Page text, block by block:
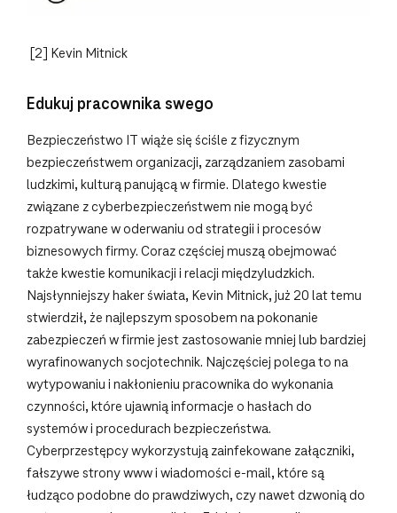
[2] Kevin Mitnick
Edukuj pracownika swego
Bezpieczeństwo IT wiąże się ściśle z fizycznym
bezpieczeństwem organizacji, zarządzaniem zasobami
ludzkimi, kulturą panującą w firmie. Dlatego kwestie
związane z cyberbezpieczeństwem nie mogą być
rozpatrywane w oderwaniu od strategii i procesów
biznesowych firmy. Coraz częściej muszą obejmować
także kwestie komunikacji i relacji międzyludzkich.
Najsłynniejszy haker świata, Kevin Mitnick, już 20 lat temu
stwierdził, że najlepszym sposobem na pokonanie
zabezpieczeń w firmie jest zastosowanie mniej lub bardziej
wyrafinowanych socjotechnik. Najczęściej polega to na
wytypowaniu i nakłonieniu pracownika do wykonania
czynności, które ujawnią informacje o hasłach do
systemów i procedurach bezpieczeństwa.
Cyberprzestępcy wykorzystują zainfekowane załączniki,
fałszywe strony www i wiadomości e-mail, które są
łudząco podobne do prawdziwych, czy nawet dzwonią do